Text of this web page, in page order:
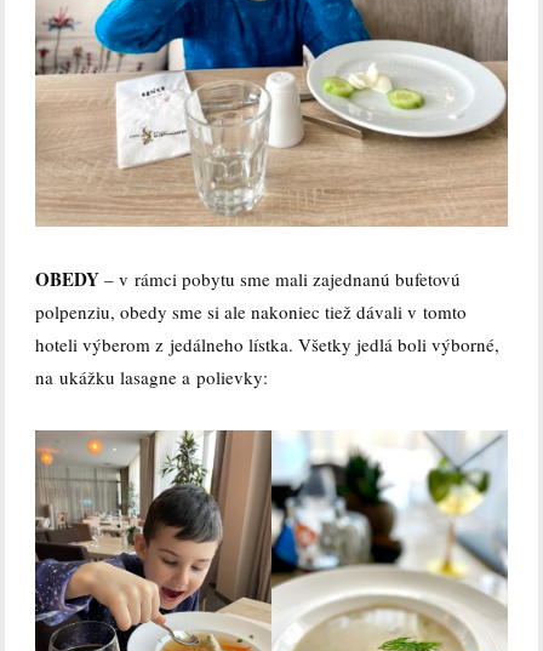
OBEDY – v rámci pobytu sme mali zajednanú bufetovú
polpenziu, obedy sme si ale nakoniec tiež dávali v tomto
hoteli výberom z jedálneho lístka. Všetky jedlá boli výborné,
na ukážku lasagne a polievky: